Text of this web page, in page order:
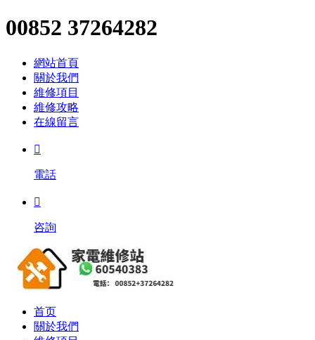
00852 37264282
網站首頁
關於我們
維修項目
維修攻略
在線留言

電話

咨詢
首页
關於我們